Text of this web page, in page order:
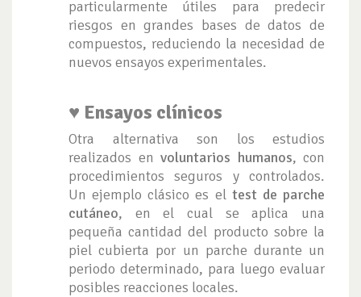
particularmente útiles para predecir
riesgos en grandes bases de datos de
compuestos, reduciendo la necesidad de
nuevos ensayos experimentales.
♥ Ensayos clínicos
Otra alternativa son los estudios
realizados en voluntarios humanos, con
procedimientos seguros y controlados.
Un ejemplo clásico es el test de parche
cutáneo, en el cual se aplica una
pequeña cantidad del producto sobre la
piel cubierta por un parche durante un
periodo determinado, para luego evaluar
posibles reacciones locales.